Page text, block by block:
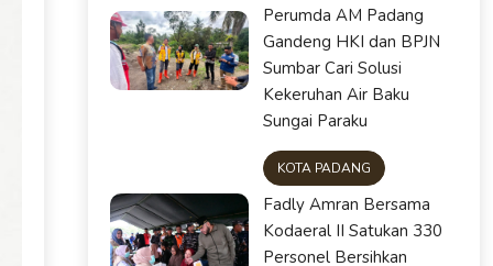
Perumda AM Padang
Gandeng HKI dan BPJN
Sumbar Cari Solusi
Kekeruhan Air Baku
Sungai Paraku
KOTA PADANG
Fadly Amran Bersama
Kodaeral II Satukan 330
Personel Bersihkan